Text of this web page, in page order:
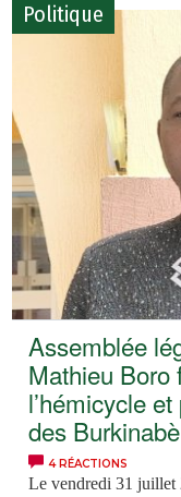
Politique
Assemblée
Mathieu Boro
l’hémicycle
des Burkinabè
4 RÉACTIONS
Le vendredi 31 juillet